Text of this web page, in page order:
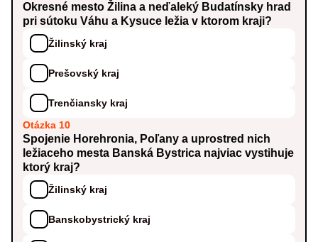
Okresné mesto Žilina a neďaleký Budatínsky hrad
pri sútoku Váhu a Kysuce ležia v ktorom kraji?
Žilinský kraj
Prešovský kraj
Trenčiansky kraj
Otázka 10
Spojenie Horehronia, Poľany a uprostred nich
ležiaceho mesta Banská Bystrica najviac vystihuje
ktorý kraj?
Žilinský kraj
Banskobystrický kraj